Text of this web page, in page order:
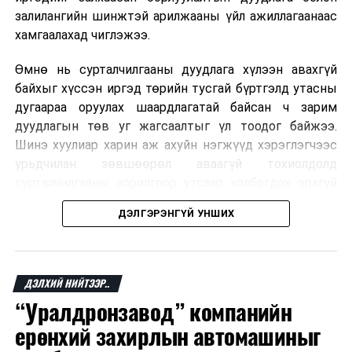
Гэр хорооллын дахин төлөвлөлтөөр 120 айлын орон
ӨМНӨХ МЭДЭЭ
Махны нөөц бүрдүүлэх арга хэмжээнд махны
үйлдвэрүүдийг оролцохыг уриалж байна
залилангийн шинжтэй арилжааны үйл ажиллагаанаас
хамгаалахад чиглэжээ.
Өмнө нь сурталчилгааны дуудлага хүлээн авахгүй
байхыг хүссэн иргэд төрийн тусгай бүртгэлд утасны
дугаараа оруулах шаардлагатай байсан ч зарим
дуудлагын төв уг жагсаалтыг үл тоодог байжээ.
Шинэ хуулиар харин аж ахуйн нэгжүүд хэрэглэгчээс
урьдчилан зөвшөөрөл аваагүй тохиолдолд
болно. Иргэн өгсөн зөвшөөрлөө хүссэн үедээ цуцлах
Францын эрх баригчдын тооцоолсноор тус улсын
иргэдийн дөрөвний гурав орчим нь долоо хоног бүр
дор хаяж нэг удаа хүсээгүй сурталчилгааны дуудлага
хүлээн авдаг бөгөөд олон хүн үүнээс ч олон
дуудлагад өртдөг байна. Хэрэглэгчийн эрхийг
ДЭЛГЭРЭНГҮЙ УНШИХ
ДЭЛХИЙ НИЙТЭЭР..
“Уралдронзавод” компанийн
ерөнхий захирлын автомашиныг